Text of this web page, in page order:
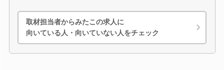
取材担当者からみたこの求人に
向いている人・向いていない人をチェック